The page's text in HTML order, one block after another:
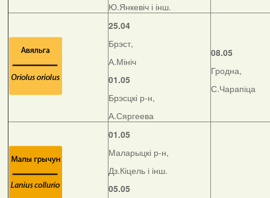
Ю.Янкевіч і інш.
25.04
Брэст,
А.Мініч
01.05
Брэсцкі р-н,
А.Сяргеева
08.05
Гродна,
С.Чарапіца
01.05
Маларыцкі р-н,
Дз.Кіцель і інш.
05.05